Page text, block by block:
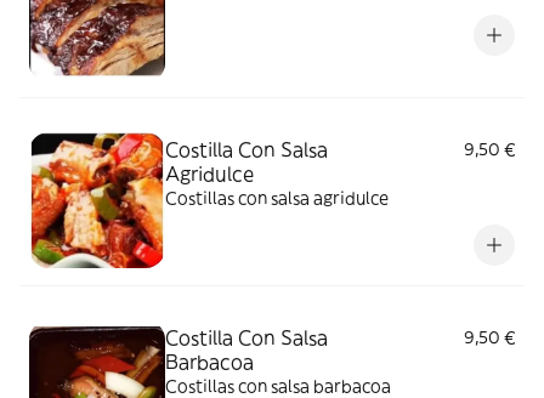
Costilla Con Salsa
Agridulce
9,50 €
Costillas con salsa agridulce
Costilla Con Salsa
Barbacoa
9,50 €
Costillas con salsa barbacoa